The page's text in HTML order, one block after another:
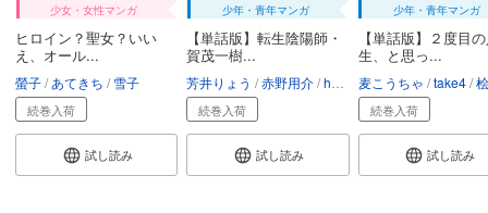
少女・女性マンガ
ヒロイン？聖女？いい
え、オール...
螢子 あてきち 雪子
続巻入荷
試し読み
少年・青年マンガ
【単話版】転生陰陽師・
賀茂一樹...
芳井りょう 赤野用介 hakusai
続巻入荷
試し読み
少年・青年マンガ
【単話版】２度目
生、と思っ...
麦こうちゃ take4 桧
続巻入荷
試し読み